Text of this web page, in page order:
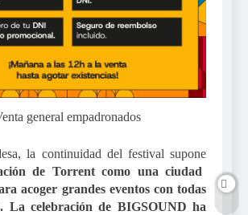
general empadronados
la continuidad del festival supone
de Torrent como una ciudad
acoger grandes eventos con todas
La celebración de BIGSOUND ha